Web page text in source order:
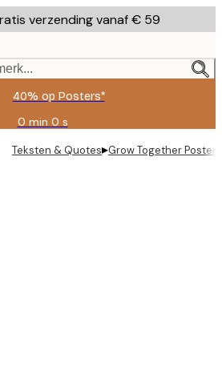
verzending vanaf € 59
40% op Posters*
0 min 0 s
Geldig
tot:
2026-
Teksten & Quotes▸Grow Together Poster